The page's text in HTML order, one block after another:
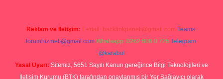
Reklam ve İletişim: E-mail: backlinkpaneli@gmail.com Teams:
forumhizmeti@gmail.com Whatsapp: 0262 606 0 726 Telegram:
@karabul
Yasal Uyarı: Sitemiz, 5651 Sayılı Kanun gereğince Bilgi Teknolojileri ve
İletişim Kurumu (BTK) tarafından onaylanmış bir Yer Sağlayıcı olarak